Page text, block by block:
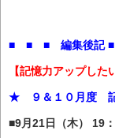
■ ■ ■ 編集後記
【記憶力アップした
★ ９＆１０月度 記
■9月21日（木） 19